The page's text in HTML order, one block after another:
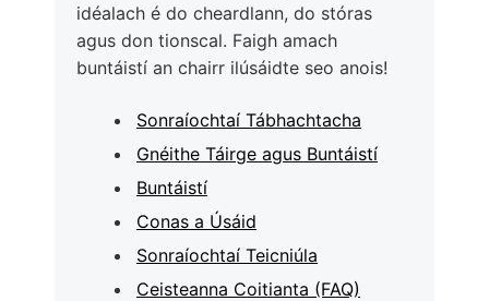
idéalach é do cheardlann, do stóras
agus don tionscal. Faigh amach
buntáistí an chairr ilúsáidte seo anois!
Sonraíochtaí Tábhachtacha
Gnéithe Táirge agus Buntáistí
Buntáistí
Conas a Úsáid
Sonraíochtaí Teicniúla
Ceisteanna Coitianta (FAQ)